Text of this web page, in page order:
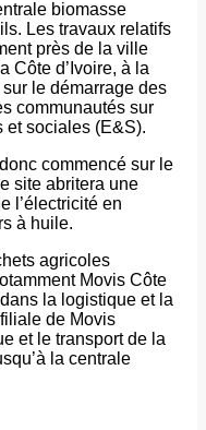
biomasse
Les travaux relatifs
près de la ville
Côte d’Ivoire, à la
sur le démarrage des
communautés sur
et sociales (E&S).
commencé sur le
site abritera une
l’électricité en
à huile.
agricoles
Movis Côte
la logistique et la
de Movis
et le transport de la
la centrale